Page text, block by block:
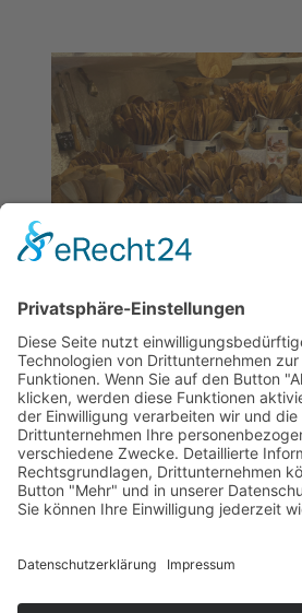
Olivenholzspezialist